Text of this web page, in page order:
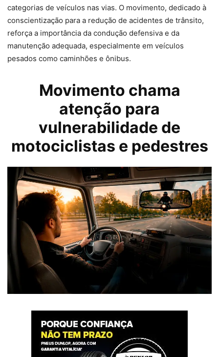
categorias de veículos nas vias. O movimento, dedicado à
conscientização para a redução de acidentes de trânsito,
reforça a importância da condução defensiva e da
manutenção adequada, especialmente em veículos
pesados como caminhões e ônibus.
Movimento chama
atenção para
vulnerabilidade de
motociclistas e pedestres